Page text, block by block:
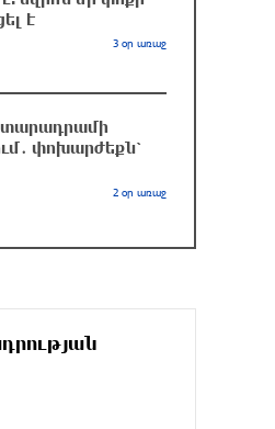
ն և «Opel»-ը.
երգիծական
շարունակել
է
3 օր առաջ
տարադրամի
փոխարժեքն՝
2 օր առաջ